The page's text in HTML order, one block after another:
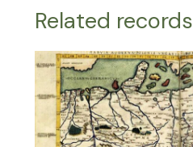
Related records